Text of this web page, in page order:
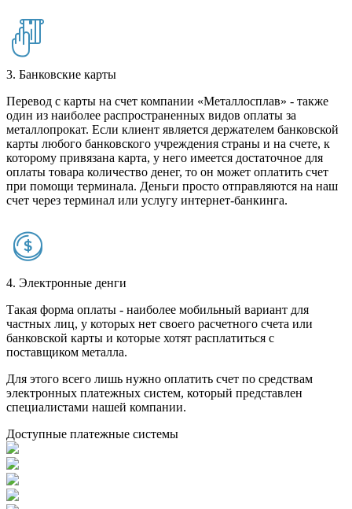
3. Банковские карты
Перевод с карты на счет компании «Металлосплав» - также
один из наиболее распространенных видов оплаты за
металлопрокат. Если клиент является держателем банковской
карты любого банковского учреждения страны и на счете, к
которому привязана карта, у него имеется достаточное для
оплаты товара количество денег, то он может оплатить счет
при помощи терминала. Деньги просто отправляются на наш
счет через терминал или услугу интернет-банкинга.
4. Электронные денги
Такая форма оплаты - наиболее мобильный вариант для
частных лиц, у которых нет своего расчетного счета или
банковской карты и которые хотят расплатиться с
поставщиком металла.
Для этого всего лишь нужно оплатить счет по средствам
электронных платежных систем, который представлен
специалистами нашей компании.
Доступные платежные системы